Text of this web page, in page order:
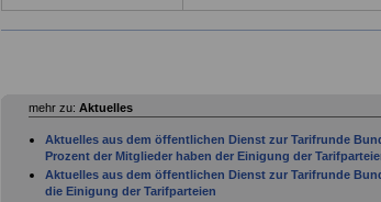
mehr zu: Aktuelles
Aktuelles aus dem öffentlichen Dienst zur Tarifrunde
Prozent der Mitglieder haben der Einigung der
Aktuelles aus dem öffentlichen Dienst zur Tarifrunde
die Einigung der Tarifparteien